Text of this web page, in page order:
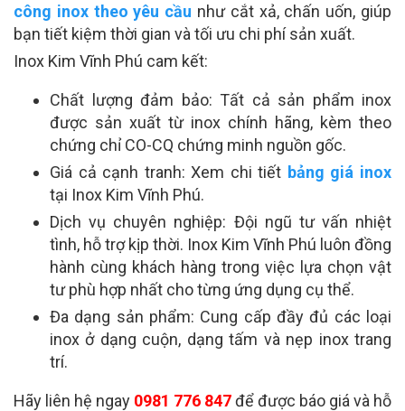
công inox theo yêu cầu như cắt xả, chấn uốn, giúp
bạn tiết kiệm thời gian và tối ưu chi phí sản xuất.
Inox Kim Vĩnh Phú cam kết:
Chất lượng đảm bảo: Tất cả sản phẩm inox
được sản xuất từ inox chính hãng, kèm theo
chứng chỉ CO-CQ chứng minh nguồn gốc.
Giá cả cạnh tranh: Xem chi tiết bảng giá inox
tại Inox Kim Vĩnh Phú.
Dịch vụ chuyên nghiệp: Đội ngũ tư vấn nhiệt
tình, hỗ trợ kịp thời. Inox Kim Vĩnh Phú luôn đồng
hành cùng khách hàng trong việc lựa chọn vật
tư phù hợp nhất cho từng ứng dụng cụ thể.
Đa dạng sản phẩm: Cung cấp đầy đủ các loại
inox ở dạng cuộn, dạng tấm và nẹp inox trang
trí.
Hãy liên hệ ngay 0981 776 847để được báo giá và hỗ